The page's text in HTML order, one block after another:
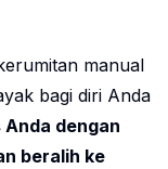
manual
bagi diri Anda
dengan
beralih ke